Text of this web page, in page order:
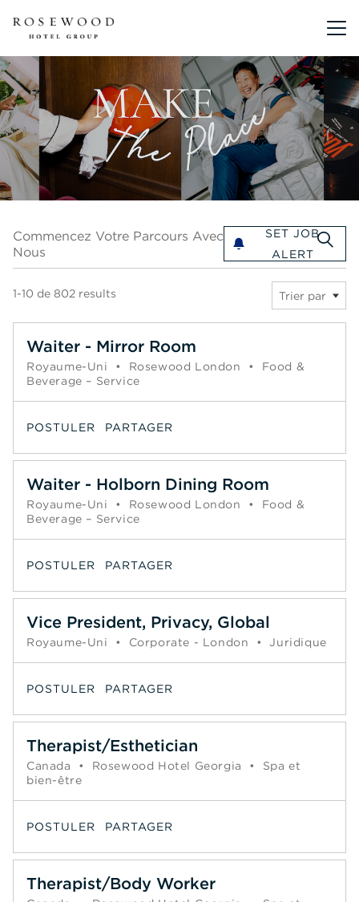
Menu
Commencez Votre Parcours Avec
Nous
SET JOB
ALERT
Commencez votre parcours avec nous
1-10 de 802 results Trier par
Waiter - Mirror Room
Royaume-Uni • Rosewood London •
Food &
Beverage – Service
POSTULER PARTAGER
Waiter - Holborn Dining Room
Royaume-Uni • Rosewood London •
Food &
Beverage – Service
POSTULER PARTAGER
Vice President, Privacy, Global
Royaume-Uni • Corporate - London • Juridique
POSTULER PARTAGER
Therapist/Esthetician
Canada • Rosewood Hotel Georgia •
Spa et
bien-être
POSTULER PARTAGER
Therapist/Body Worker